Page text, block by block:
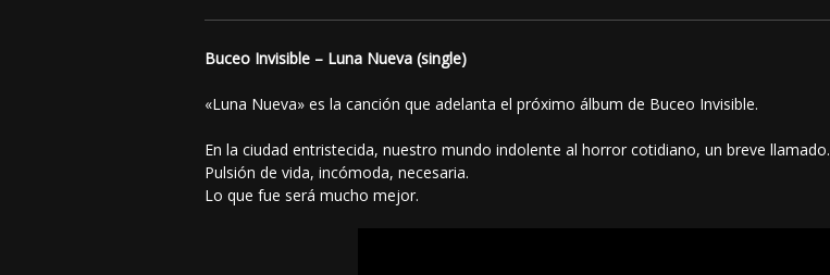
Buceo Invisible – Luna Nueva (single)
«Luna Nueva» es la canción que adelanta el próximo álbum de Buceo Invisible.
En la ciudad entristecida, nuestro mundo indolente al horror cotidiano, un breve llamado.
Pulsión de vida, incómoda, necesaria.
Lo que fue será mucho mejor.